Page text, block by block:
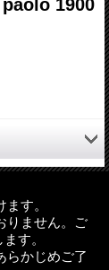
1900
柄のご絵が25
なります。）
す。
りません。ご
す。
らかじめご了